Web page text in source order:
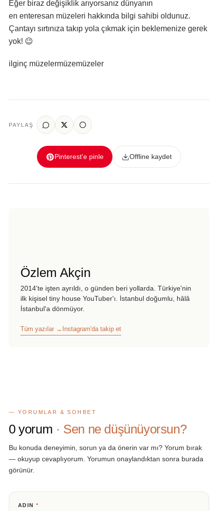
Eğer biraz değişiklik arıyorsanız dünyanın
en enteresan müzeleri hakkında bilgi sahibi oldunuz.
Çantayı sırtınıza takıp yola çıkmak için beklemenize gerek
yok! 😉
ilginç müzelermüzemüzeler
PAYLAŞ
Pinterest'e pinle Offline kaydet
Özlem Akçin
2014'te işten ayrıldı, o günden beri yollarda. Türkiye'nin
ilk kişisel tiny house YouTuber'ı. İstanbul doğumlu, hâlâ
İstanbul'a dönmüyor.
Tüm yazılar → Instagram'da takip et
— YORUMLAR & SOHBET
0yorum · Sen ne düşünüyorsun?
Bu konuda deneyimin, sorun ya da önerin var mı? Yorum bırak
— okuyup cevaplıyorum. Yorumun onaylandıktan sonra burada
görünür.
ADIN *